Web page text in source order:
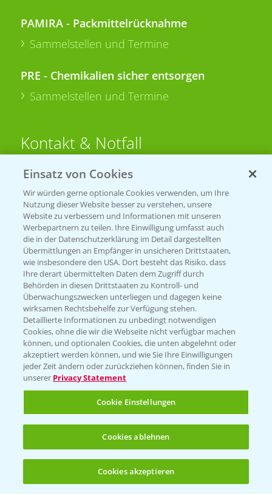
PAMIRA - Packmittelrücknahme
Sammelstellen und Termine
PRE - Chemikalien sicher entsorgen
Sammelstellen und Termine
Kontakt & Notfall
Beratung auf WhatsApp
T.+49 (0)174 346 564 1
KONTAKT
Hilfe in Notfällen
T.+49 (0)214/30-20220
Folgen Sie uns
Allgemeine Nutzungsbedingungen Datenschutzerklärung
Einsatz von Cookies
Wir würden gerne optionale Cookies verwenden, um Ihre
Nutzung dieser Website besser zu verstehen, unsere
Website zu verbessern und Informationen mit unseren
Werbepartnern zu teilen. Ihre Einwilligung umfasst auch
die in der Datenschutzerklärung im Detail dargestellten
Übermittlungen an Empfänger in unsicheren Drittstaaten,
wie insbesondere den USA. Dort besteht das Risiko, dass
Ihre derart übermittelten Daten dem Zugriff durch
Behörden in diesen Drittstaaten zu Kontroll- und
Überwachungszwecken unterliegen und dagegen keine
wirksamen Rechtsbehelfe zur Verfügung stehen.
Detaillierte Informationen zu unbedingt notwendigen
Cookies, ohne die wir die Webseite nicht verfügbar machen
können, und optionalen Cookies, die unten abgelehnt oder
akzeptiert werden können, und wie Sie Ihre Einwilligungen
jeder Zeit ändern oder zurückziehen können, finden Sie in
unserer Privacy Statement
Cookie Einstellungen
Cookies ablehnen
Cookies akzeptieren